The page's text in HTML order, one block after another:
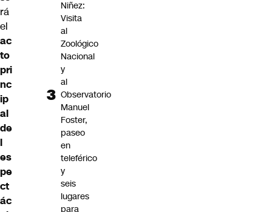
rá
el
ac
to
pri
nc
ip
al
de
l
es
pe
ct
ác
Niñez:
Visita
al
Zoológico
Nacional
y
al
Observatorio
Manuel
Foster,
paseo
en
teleférico
y
seis
lugares
para